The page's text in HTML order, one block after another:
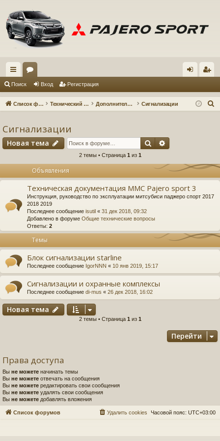
с
ы
и
ум д ис
Поиск Вход Регистрация
Список форумов Технический форум Дополнительное оборудование Сигнализации
Сигнализации
Новая тема Поиск
2 темы • Страница 1 из 1
Объявления
Техническая документация MMC Pajero sport 3
Инструкция, руководство по эксплуатации митсубиси паджеро спорт 2017
2018 2019
Последнее сообщение isutil « 31 дек 2018, 09:32
Добавлено в форуме Общие технические вопросы
Ответы: 2
Темы
Блок сигнализации starline
Последнее сообщение IgorNNN « 10 янв 2019, 15:17
Сигнализации и охранные комплексы
Последнее сообщение di-mus « 26 дек 2018, 16:02
Новая тема
2 темы • Страница 1 из 1
Перейти
Права доступа
Вы не можете начинать темы
Вы не можете отвечать на сообщения
Вы не можете редактировать свои сообщения
Вы не можете удалять свои сообщения
Вы не можете добавлять вложения
Список форумов Часовой пояс: UTC+03:00
Удалить cookies